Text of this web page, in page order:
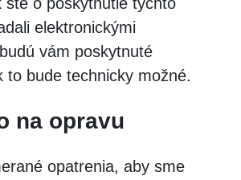
elektronickými
vám poskytnuté
to bude technicky možné.
na opravu
opatrenia, aby sme